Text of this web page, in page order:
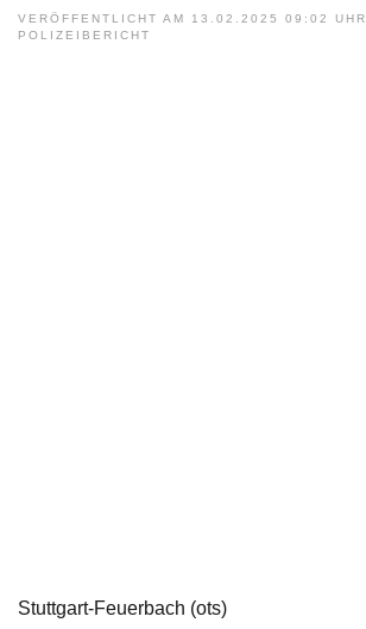
VERÖFFENTLICHT AM 13.02.2025 09:02 UHR
POLIZEIBERICHT
Stuttgart-Feuerbach (ots)